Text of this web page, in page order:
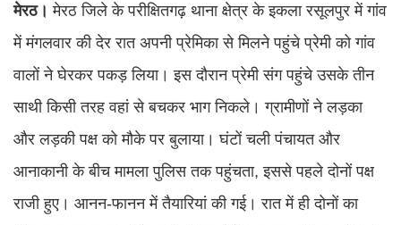
मेरठ।मेरठ जिले के परीक्षितगढ़ थाना क्षेत्र के इकला रसूलपुर में गांव
में मंगलवार की देर रात अपनी प्रेमिका से मिलने पहुंचे प्रेमी को गांव
वालों ने घेरकर पकड़ लिया। इस दौरान प्रेमी संग पहुंचे उसके तीन
साथी किसी तरह वहां से बचकर भाग निकले। ग्रामीणों ने लड़का
और लड़की पक्ष को मौके पर बुलाया। घंटों चली पंचायत और
आनाकानी के बीच मामला पुलिस तक पहुंचता, इससे पहले दोनों पक्ष
राजी हुए। आनन-फानन में तैयारियां की गई। रात में ही दोनों का